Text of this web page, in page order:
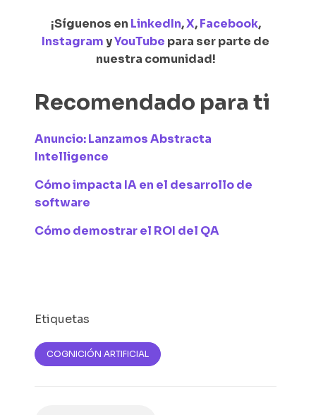
¡Síguenos en LinkedIn,X,Facebook,
InstagramyYouTube para ser parte de
nuestra comunidad!
Recomendado para ti
Anuncio: Lanzamos Abstracta
Intelligence
Cómo impacta IA en el desarrollo de
software
Cómo demostrar el ROI del QA
Etiquetas
COGNICIÓN ARTIFICIAL